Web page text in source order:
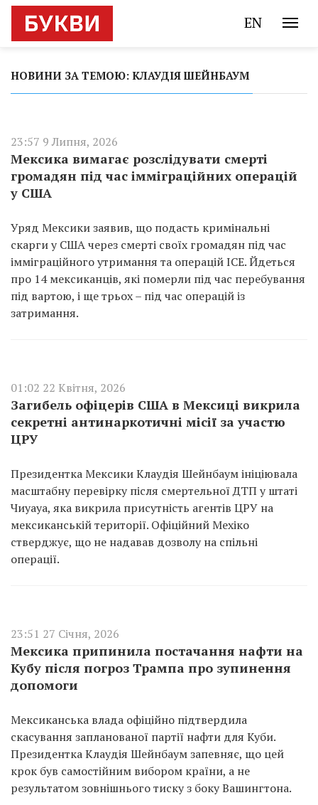
EN
НОВИНИ ЗА ТЕМОЮ: КЛАУДІЯ ШЕЙНБАУМ
23:57 9 Липня, 2026
Мексика вимагає розслідувати смерті
громадян під час імміграційних операцій
у США
Уряд Мексики заявив, що подасть кримінальні
скарги у США через смерті своїх громадян під час
імміграційного утримання та операцій ICE. Йдеться
про 14 мексиканців, які померли під час перебування
під вартою, і ще трьох – під час операцій із
затримання.
01:02 22 Квітня, 2026
Загибель офіцерів США в Мексиці викрила
секретні антинаркотичні місії за участю
ЦРУ
Президентка Мексики Клаудія Шейнбаум ініціювала
масштабну перевірку після смертельної ДТП у штаті
Чиуауа, яка викрила присутність агентів ЦРУ на
мексиканській території. Офіційний Мехіко
стверджує, що не надавав дозволу на спільні
операції.
23:51 27 Січня, 2026
Мексика припинила постачання нафти на
Кубу після погроз Трампа про зупинення
допомоги
Мексиканська влада офіційно підтвердила
скасування запланованої партії нафти для Куби.
Президентка Клаудія Шейнбаум запевняє, що цей
крок був самостійним вибором країни, а не
результатом зовнішнього тиску з боку Вашингтона.